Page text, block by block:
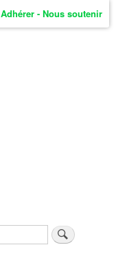
Adhérer - Nous soutenir